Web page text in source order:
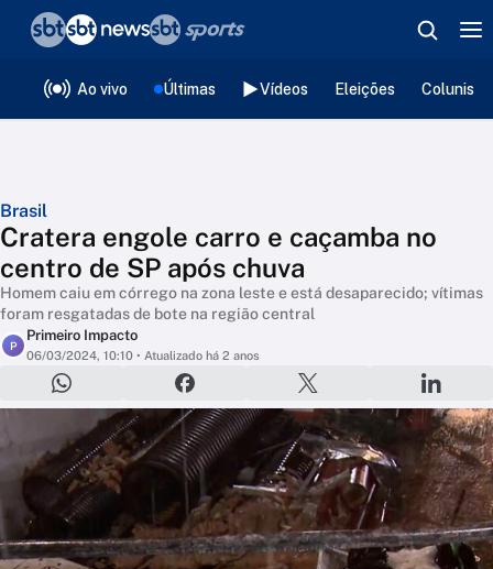
Ao vivo Últimas Vídeos Eleições
Brasil
Cratera engole carro e caçamba no
centro de SP após chuva
Homem caiu em córrego na zona leste e está desaparecido; vítimas
foram resgatadas de bote na região central
P
Primeiro Impacto
06/03/2024, 10:10 • Atualizado há 2 anos
❮voltar
Editorias